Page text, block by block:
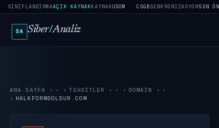
SINIFLANDIRMAAÇIK KAYNAKKAYNAKUSOM · CSGBSENKRONIZASYON5SN
SA Siber/Analiz
ANA SAYFA › TEHDITLER › DOMAIN
›
HALKFORMDOLDUR.COM